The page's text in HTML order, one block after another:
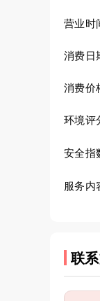
营业时
消费日
消费价
环境评
安全指
服务内
联